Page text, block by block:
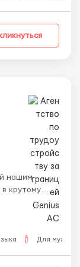
нашим
крутому
Для мужчин